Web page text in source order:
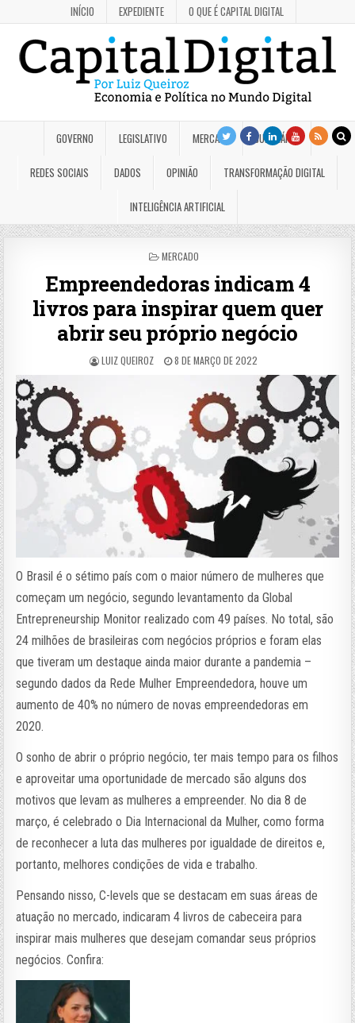
INÍCIO EXPEDIENTE O QUE É CAPITAL DIGITAL
GOVERNO LEGISLATIVO MERCADO JUDICIÁRIO
REDES SOCIAIS DADOS OPINIÃO TRANSFORMAÇÃO DIGITAL
INTELIGÊNCIA ARTIFICIAL
POSTED
MERCADO
Empreendedoras indicam 4
livros para inspirar quem quer
abrir seu próprio negócio
LUIZ QUEIROZ 8 DE MARÇO DE 2022
O Brasil é o sétimo país com o maior número de mulheres que
começam um negócio, segundo levantamento da Global
Entrepreneurship Monitor realizado com 49 países. No total, são
24 milhões de brasileiras com negócios próprios e foram elas
que tiveram um destaque ainda maior durante a pandemia –
segundo dados da Rede Mulher Empreendedora, houve um
aumento de 40% no número de novas empreendedoras em
2020.
O sonho de abrir o próprio negócio, ter mais tempo para os filhos
e aproveitar uma oportunidade de mercado são alguns dos
motivos que levam as mulheres a empreender. No dia 8 de
março, é celebrado o Dia Internacional da Mulher, como forma
de reconhecer a luta das mulheres por igualdade de direitos e,
portanto, melhores condições de vida e trabalho.
Pensando nisso, C-levels que se destacam em suas áreas de
atuação no mercado, indicaram 4 livros de cabeceira para
inspirar mais mulheres que desejam comandar seus próprios
negócios. Confira: